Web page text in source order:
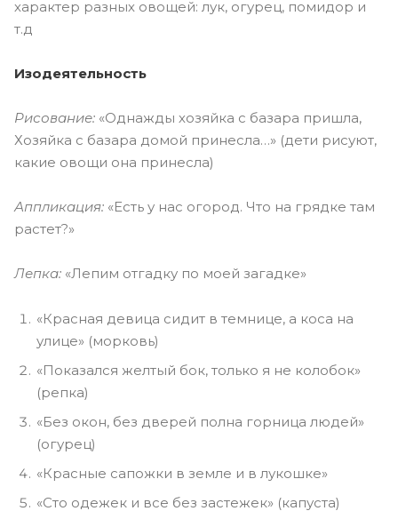
характер разных овощей: лук, огурец, помидор и
т.д
Изодеятельность
Рисование: «Однажды хозяйка с базара пришла,
Хозяйка с базара домой принесла…» (дети рисуют,
какие овощи она принесла)
Аппликация: «Есть у нас огород. Что на грядке там
растет?»
Лепка: «Лепим отгадку по моей загадке»
«Красная девица сидит в темнице, а коса на
улице» (морковь)
«Показался желтый бок, только я не колобок»
(репка)
«Без окон, без дверей полна горница людей»
(огурец)
«Красные сапожки в земле и в лукошке»
«Сто одежек и все без застежек» (капуста)